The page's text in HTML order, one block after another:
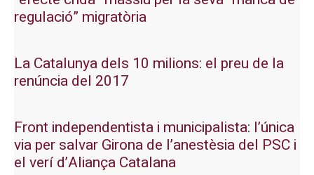
regulació” migratòria
La Catalunya dels 10 milions: el preu de la
renúncia del 2017
Front independentista i municipalista: l’única
via per salvar Girona de l’anestèsia del PSC i
el verí d’Aliança Catalana